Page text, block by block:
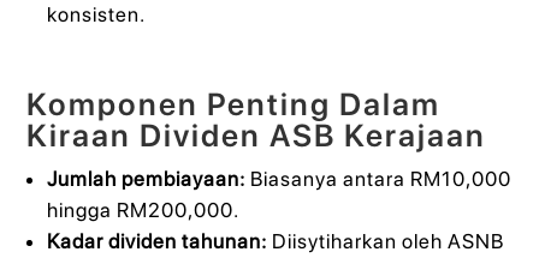
konsisten.
Komponen Penting Dalam
Kiraan Dividen ASB Kerajaan
Jumlah pembiayaan: Biasanya antara RM10,000
hingga RM200,000.
Kadar dividen tahunan: Diisytiharkan oleh ASNB